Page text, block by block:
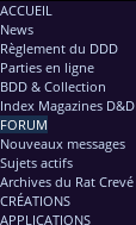
ACCUEIL
News
Règlement du DDD
Parties en ligne
BDD & Collection
Index Magazines D&D
FORUM
Nouveaux messages
Sujets actifs
Archives du Rat Crevé
CRÉATIONS
APPLICATIONS